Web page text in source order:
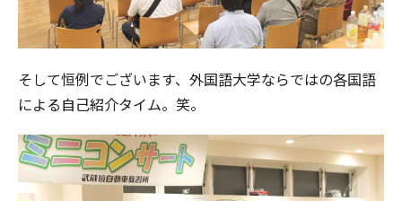
そして恒例でございます、外国語大学ならではの各国語
による自己紹介タイム。笑。